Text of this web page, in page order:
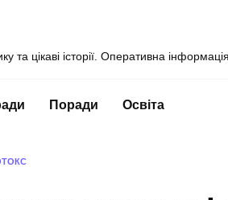
та цікаві історії. Оперативна
Поради Освіта